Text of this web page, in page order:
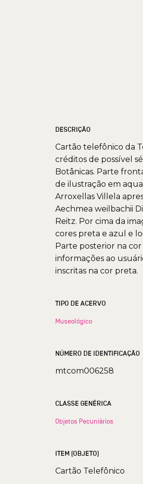
DESCRIÇÃO
Cartão telefônico da
créditos de possível
Botânicas. Parte
de ilustração em
Arroxellas Villela
Aechmea weilbachii
Reitz. Por cima da
cores preta e azul e
Parte posterior na
informações ao
inscritas na cor preta.
TIPO DE ACERVO
Museológico
NÚMERO DE IDENTIFICAÇÃO
mtcom006258
CLASSE GENÉRICA
Objetos Pecuniários
ITEM (OBJETO)
Cartão Telefônico